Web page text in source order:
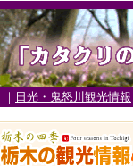
｜ 日光・鬼怒川観光情報